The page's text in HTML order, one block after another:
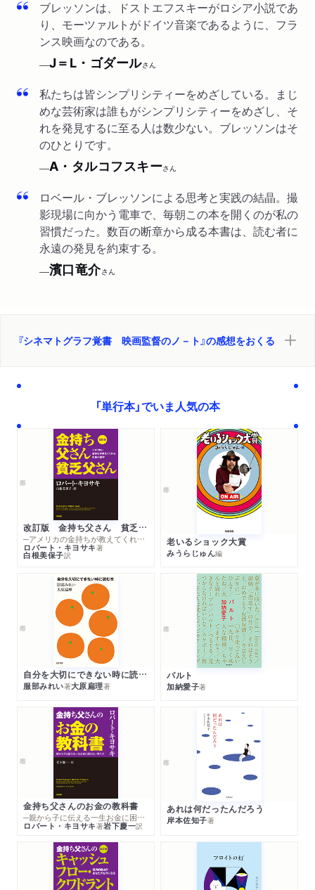
ブレッソンは、ドストエフスキーがロシア小説であ
り、モーツァルトがドイツ音楽であるように、フラ
ンス映画なのである。
──J＝L・ゴダールさん
私たちは皆シンプリシティーをめざしている。まじ
めな芸術家は誰もがシンプリシティーをめざし、そ
れを発見するに至る人は数少ない。ブレッソンはそ
のひとりです。
──A・タルコフスキーさん
ロベール・ブレッソンによる思考と実践の結晶。撮
影現場に向かう電車で、毎朝この本を開くのが私の
習慣だった。数百の断章から成る本書は、読む者に
永遠の発見を約束する。
──濱口竜介さん
『シネマトグラフ覚書 映画監督のノ－ト』の感想をおくる
「単行本」でいま人気の本
改訂版 金持ち父さん 貧乏父さん
─アメリカの金持ちが教えてくれるお金の哲学
ロバート・キヨサキ著
白根美保子訳
老いるショック大賞
みうらじゅん編
自分を大切にできない時に読む本
服部みれい著大原扁理著
パルト
加納愛子著
金持ち父さんのお金の教科書
─親から子に伝える一生お金に困らない考え方
ロバート・キヨサキ著岩下慶一訳
あれは何だったんだろう
岸本佐知子著